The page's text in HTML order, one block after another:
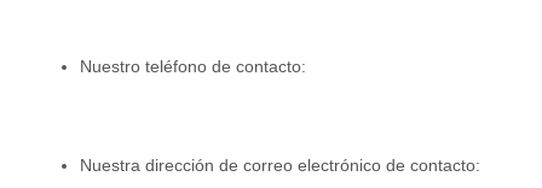
Nuestro teléfono de contacto:
Nuestra dirección de correo electrónico de contacto: